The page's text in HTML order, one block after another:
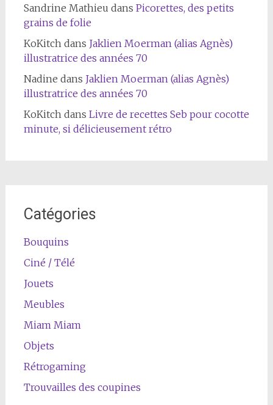
Sandrine Mathieu dans Picorettes, des petits
grains de folie
KoKitchdans Jaklien Moerman (alias Agnès)
illustratrice des années 70
Nadine dans Jaklien Moerman (alias Agnès)
illustratrice des années 70
KoKitchdans Livre de recettes Seb pour cocotte
minute, si délicieusement rétro
Catégories
Bouquins
Ciné / Télé
Jouets
Meubles
Miam Miam
Objets
Rétrogaming
Trouvailles des coupines